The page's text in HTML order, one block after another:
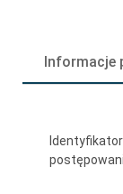
zasób
gminy,
zarz.
Informacje
Identyfikator